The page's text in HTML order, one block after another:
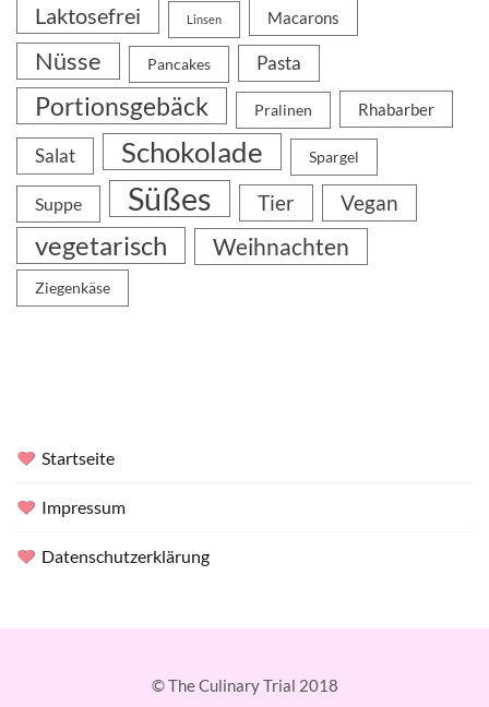
Laktosefrei Linsen Macarons
Nüsse Pancakes Pasta
Portionsgebäck Pralinen Rhabarber
Salat Schokolade Spargel
Suppe Süßes Tier Vegan
vegetarisch Weihnachten
Ziegenkäse
Startseite
Impressum
Datenschutzerklärung
© The Culinary Trial 2018